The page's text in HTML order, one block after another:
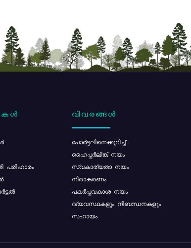
പരിഹാരം
വിവരങ്ങൾ
പോര്‍ട്ടലിനെക്കുറിച്ച്
ഹൈപ്പർലിങ്ക് നയം
സ്വകാര്യതാ നയം
നിരാകരണം
പകർപ്പവകാശ നയം
വ്യവസ്ഥകളും നിബന്ധനകളും
സഹായം